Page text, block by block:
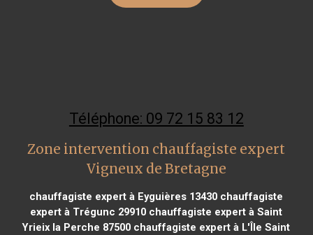
Téléphone: 09 72 15 83 12
Zone intervention chauffagiste expert
Vigneux de Bretagne
chauffagiste expert à Eyguières 13430 chauffagiste
expert à Trégunc 29910 chauffagiste expert à Saint
Yrieix la Perche 87500 chauffagiste expert à L'Île Saint